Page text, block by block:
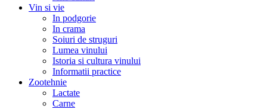
Vin si vie
In podgorie
In crama
Soiuri de struguri
Lumea vinului
Istoria si cultura vinului
Informatii practice
Zootehnie
Lactate
Carne